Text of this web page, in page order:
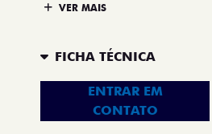
VER MAIS
FICHA TÉCNICA
ENTRAR EM
CONTATO